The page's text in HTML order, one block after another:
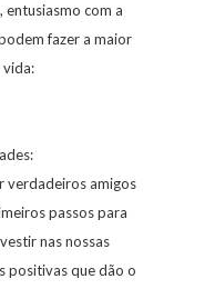
entusiasmo com a
fazer a maior
vida:
verdadeiros amigos
passos para
nas nossas
positivas que dão o